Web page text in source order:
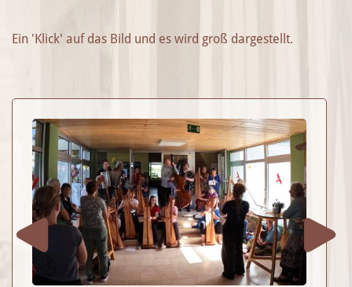
Ein 'Klick' auf das Bild und es wird groß dargestellt.